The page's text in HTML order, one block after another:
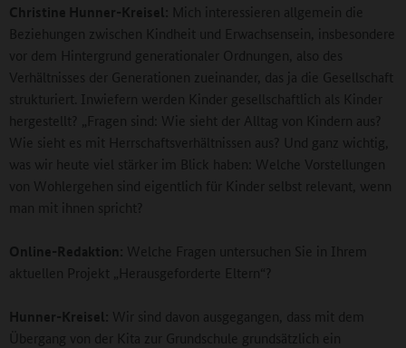
Christine Hunner-Kreisel: Mich interessieren allgemein die
Beziehungen zwischen Kindheit und Erwachsensein, insbesondere
vor dem Hintergrund generationaler Ordnungen, also des
Verhältnisses der Generationen zueinander, das ja die Gesellschaft
strukturiert. Inwiefern werden Kinder gesellschaftlich als Kinder
hergestellt? „Fragen sind: Wie sieht der Alltag von Kindern aus?
Wie sieht es mit Herrschaftsverhältnissen aus? Und ganz wichtig,
was wir heute viel stärker im Blick haben: Welche Vorstellungen
von Wohlergehen sind eigentlich für Kinder selbst relevant, wenn
man mit ihnen spricht?
Online-Redaktion: Welche Fragen untersuchen Sie in Ihrem
aktuellen Projekt „Herausgeforderte Eltern“?
Hunner-Kreisel: Wir sind davon ausgegangen, dass mit dem
Übergang von der Kita zur Grundschule grundsätzlich ein